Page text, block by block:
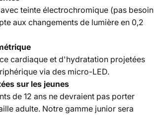
teinte électrochromique (pas besoin
aux changements de lumière en 0,2
cardiaque et d'hydratation projetées
via des micro-LED.
sur les jeunes
de 12 ans ne devraient pas porter
adulte. Notre gamme junior sera